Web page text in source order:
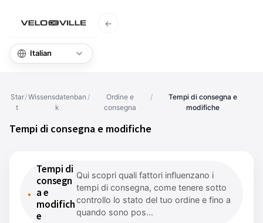
←
Star
t
/Wissensdatenban
k
/
Ordine e
consegna
/
Tempi di consegna e
modifiche
Tempi di consegna e modifiche
Tempi di
consegn
a e
modifich
e
Qui scopri quali fattori influenzano i
tempi di consegna, come tenere sotto
controllo lo stato del tuo ordine e fino a
quando sono pos...